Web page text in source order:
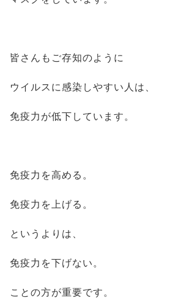
皆さんもご存知のように
ウイルスに感染しやすい人は、
免疫力が低下しています。
免疫力を高める。
免疫力を上げる。
というよりは、
免疫力を下げない。
ことの方が重要です。